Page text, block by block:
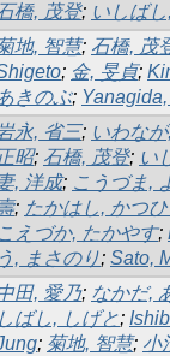
橋, 茂登; いしば
地, 智慧; 石橋, 茂
; 金, 旻貞;
きのぶ;
永, 省三; いわな
正昭; 石橋, 茂登; い
, 洋成; こうづま,
; たかはし, かつ
えづか, たかやす;
う, まさのり; Sato,
田, 愛乃; なかだ,
しばし, しげと;
; 菊地, 智慧; 小